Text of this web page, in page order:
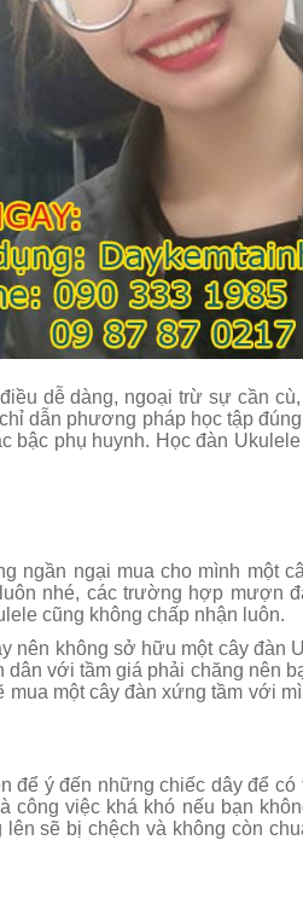
dễ dàng, ngoại trừ sự cần
dẫn phương pháp học tập
phụ huynh. Học đàn
ngần ngại mua cho mình một
nhé, các trường hợp mượn
cũng không chấp nhận luôn.
nên không sở hữu một cây đàn
với tầm giá phải chăng nên
một cây đàn xứng tầm với
ý đến những chiếc dây để có
việc khá khó nếu bạn
sẽ bị chệch và không còn